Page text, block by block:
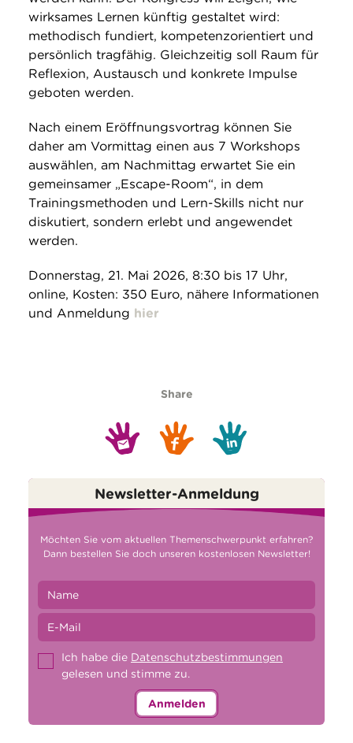
wirksames Lernen künftig gestaltet wird:
methodisch fundiert, kompetenzorientiert und
persönlich tragfähig. Gleichzeitig soll Raum für
Reflexion, Austausch und konkrete Impulse
geboten werden.
Nach einem Eröffnungsvortrag können Sie
daher am Vormittag einen aus 7 Workshops
auswählen, am Nachmittag erwartet Sie ein
gemeinsamer „Escape-Room“, in dem
Trainingsmethoden und Lern-Skills nicht nur
diskutiert, sondern erlebt und angewendet
werden.
Donnerstag, 21. Mai 2026, 8:30 bis 17 Uhr,
online, Kosten: 350 Euro, nähere Informationen
und Anmeldung hier
Share
Newsletter-Anmeldung
Möchten Sie vom aktuellen Themenschwerpunkt erfahren?
Dann bestellen Sie doch unseren kostenlosen Newsletter!
Ich habe die Datenschutzbestimmungen
gelesen und stimme zu.
Anmelden